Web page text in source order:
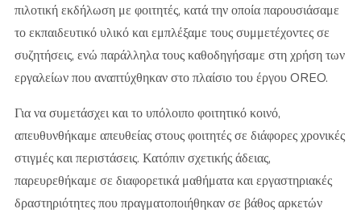
πιλοτική εκδήλωση με φοιτητές, κατά την οποία παρουσιάσαμε
το εκπαιδευτικό υλικό και εμπλέξαμε τους συμμετέχοντες σε
συζητήσεις, ενώ παράλληλα τους καθοδηγήσαμε στη χρήση των
εργαλείων που αναπτύχθηκαν στο πλαίσιο του έργου OREO.
Για να συμετάσχει και το υπόλοιπο φοιτητικό κοινό,
απευθυνθήκαμε απευθείας στους φοιτητές σε διάφορες χρονικές
στιγμές και περιστάσεις. Κατόπιν σχετικής άδειας,
παρευρεθήκαμε σε διαφορετικά μαθήματα και εργαστηριακές
δραστηριότητες που πραγματοποιήθηκαν σε βάθος αρκετών